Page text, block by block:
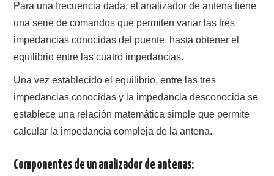
NUESTRAS ACTIVIDADES !
PATROCINADORES
PLAN DE BANDAS DE
RADIOAFICIONADOS EN MEXICO
PROMOCIÓN DE LA RADIO AFICIÓN
Para una frecuencia dada, el analizador de antena tiene
una serie de comandos que permiten variar las tres
impedancias conocidas del puente, hasta obtener el
equilibrio entre las cuatro impedancias.
Una vez establecido el equilibrio, entre las tres
impedancias conocidas y la impedancia desconocida se
establece una relación matemática simple que permite
calcular la impedancia compleja de la antena.
Componentes de un analizador de antenas: